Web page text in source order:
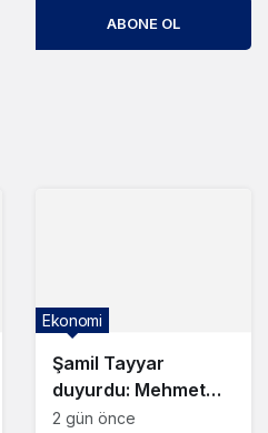
ABONE OL
Şamil Tayyar
duyurdu: Mehmet
Şimşek’in maaş ve
Ekonomi
2 gün önce